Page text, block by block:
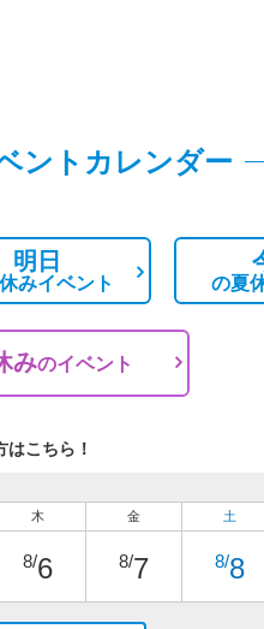
ントカレンダー
明日
みイベント の夏
みのイベント
こちら！
木
8/6
金
8/7
土
8/8